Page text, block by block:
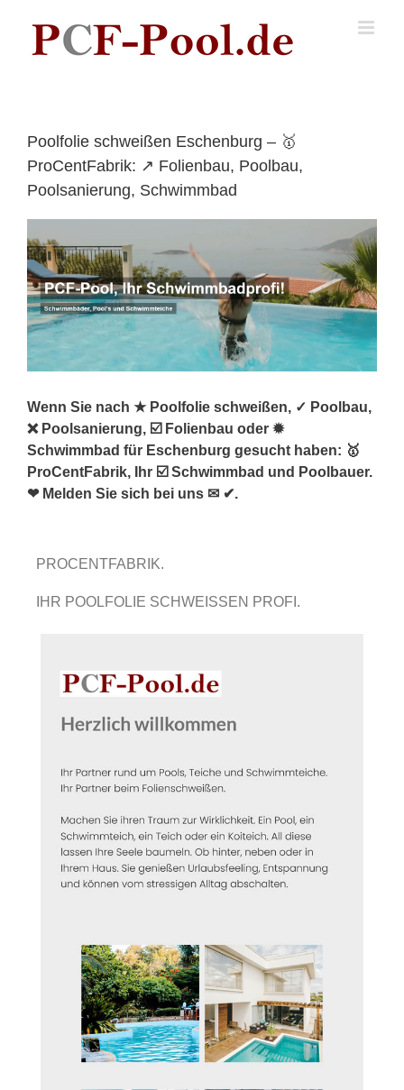
content
Poolfolie schweißen Eschenburg – 🥇
ProCentFabrik: ↗️ Folienbau, Poolbau,
Poolsanierung, Schwimmbad
Wenn Sie nach ★ Poolfolie schweißen, ✓ Poolbau,
❌ Poolsanierung, ☑️ Folienbau oder ✹
Schwimmbad für Eschenburg gesucht haben: 🥇
ProCentFabrik, Ihr ☑️ Schwimmbad und Poolbauer.
❤ Melden Sie sich bei uns ✉ ✔.
PROCENTFABRIK.
IHR POOLFOLIE SCHWEISSEN PROFI.